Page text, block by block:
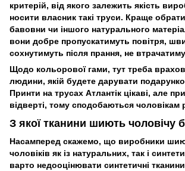
критерій, від якого залежить якість
носити власник такі труси. Краще
бавовни чи іншого натурального
вони добре пропускатимуть повітря,
сохнутимуть після прання, не
Щодо кольорової гами, тут треба
людини, якій будете дарувати
Принти на трусах Атлантік цікаві, але
відверті, тому сподобаються чоловікам
З якої тканини шиють чоловічу
Насамперед скажемо, що виробники
чоловіків як із натуральних, так і
варто недооцінювати синтетичні